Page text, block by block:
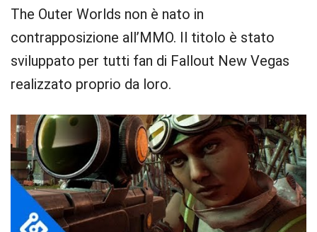
The Outer Worlds non è nato in
contrapposizione all’MMO. Il titolo è stato
sviluppato per tutti fan di Fallout New Vegas
realizzato proprio da loro.